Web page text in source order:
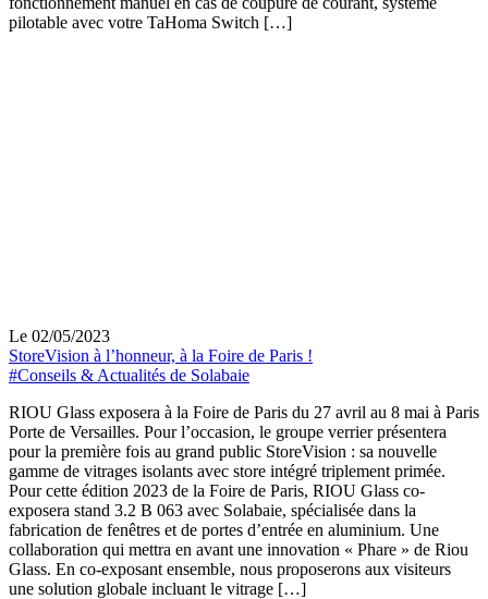
pilotable avec votre TaHoma Switch […]
Le 02/05/2023
StoreVision à l’honneur, à la Foire de Paris !
#Conseils & Actualités de Solabaie
RIOU Glass exposera à la Foire de Paris du 27 avril au 8 mai à Paris
Porte de Versailles. Pour l’occasion, le groupe verrier présentera
pour la première fois au grand public StoreVision : sa nouvelle
gamme de vitrages isolants avec store intégré triplement primée.
Pour cette édition 2023 de la Foire de Paris, RIOU Glass co-
exposera stand 3.2 B 063 avec Solabaie, spécialisée dans la
fabrication de fenêtres et de portes d’entrée en aluminium. Une
collaboration qui mettra en avant une innovation « Phare » de Riou
Glass. En co-exposant ensemble, nous proposerons aux visiteurs
une solution globale incluant le vitrage […]